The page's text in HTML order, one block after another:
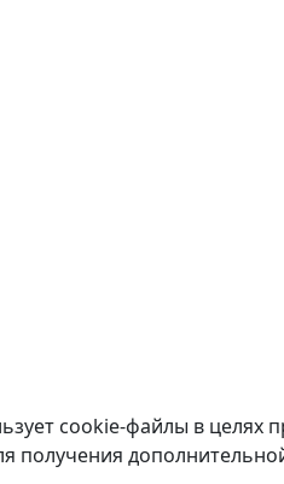
cookie-файлы в целях
получения